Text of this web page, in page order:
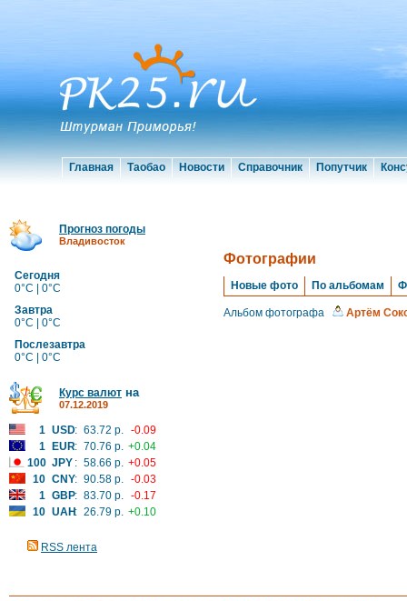
Главная Таобао Новости Справочник Попутчик
Прогноз погоды
Владивосток
Сегодня
0°C | 0°C
Завтра
0°C | 0°C
Послезавтра
0°C | 0°C
Курс валют на
07.12.2019
1 USD: 63.72 р. -0.09
1
EUR: 70.76 р. +0.04
100 JPY : 58.66 р. +0.05
10 CNY: 90.58 р. -0.03
1 GBP: 83.70 р. -0.17
10 UAH: 26.79 р. +0.10
RSS лента
Фотографии
Новые фото По альбомам
Альбом фотографа Артём